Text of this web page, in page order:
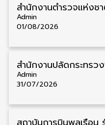
Admin
01/08/2026
Admin
31/07/2026